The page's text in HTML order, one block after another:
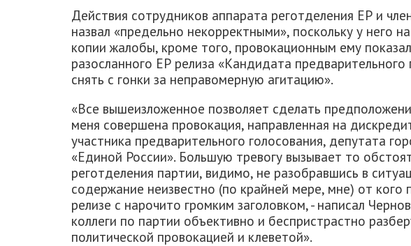
Действия сотрудников аппарата реготделения ЕР и
назвал «предельно некорректными», поскольку у него
копии жалобы, кроме того, провокационным ему
разосланного ЕР релиза «Кандидата предварительного
снять с гонки за неправомерную агитацию».
«Все вышеизложенное позволяет сделать
меня совершена провокация, направленная на
участника предварительного голосования, депутата
«Единой России». Большую тревогу вызывает то
реготделения партии, видимо, не разобравшись в
содержание неизвестно (по крайней мере, мне) от кого
релизе с нарочито громким заголовком, - написал
коллеги по партии объективно и беспристрастно
политической провокацией и клеветой».